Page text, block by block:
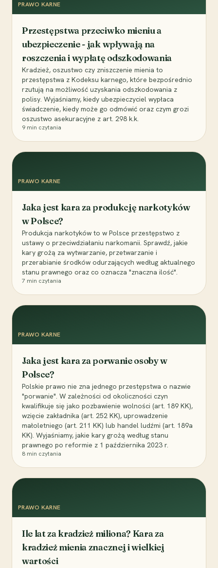
PRAWO KARNE
Przestępstwa przeciwko mieniu a
ubezpieczenie - jak wpływają na
roszczenia i wypłatę odszkodowania
Kradzież, oszustwo czy zniszczenie mienia to
przestępstwa z Kodeksu karnego, które bezpośrednio
rzutują na możliwość uzyskania odszkodowania z
polisy. Wyjaśniamy, kiedy ubezpieczyciel wypłaca
świadczenie, kiedy może go odmówić oraz czym grozi
oszustwo asekuracyjne z art. 298 k.k.
9 min czytania
PRAWO KARNE
Jaka jest kara za produkcję narkotyków
w Polsce?
Produkcja narkotyków to w Polsce przestępstwo z
ustawy o przeciwdziałaniu narkomanii. Sprawdź, jakie
kary grożą za wytwarzanie, przetwarzanie i
przerabianie środków odurzających według aktualnego
stanu prawnego oraz co oznacza "znaczna ilość".
7 min czytania
PRAWO KARNE
Jaka jest kara za porwanie osoby w
Polsce?
Polskie prawo nie zna jednego przestępstwa o nazwie
"porwanie". W zależności od okoliczności czyn
kwalifikuje się jako pozbawienie wolności (art. 189 KK),
wzięcie zakładnika (art. 252 KK), uprowadzenie
małoletniego (art. 211 KK) lub handel ludźmi (art. 189a
KK). Wyjaśniamy, jakie kary grożą według stanu
prawnego po reformie z 1 października 2023 r.
8 min czytania
PRAWO KARNE
Ile lat za kradzież miliona? Kara za
kradzież mienia znacznej i wielkiej
wartości